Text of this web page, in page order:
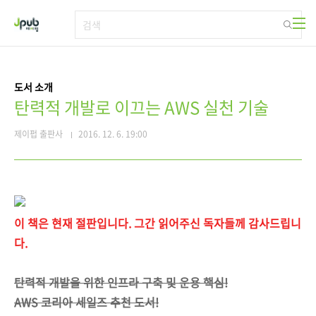
도서 소개
탄력적 개발로 이끄는 AWS 실천 기술
제이펍 출판사 2016. 12. 6. 19:00
이 책은 현재 절판입니다. 그간 읽어주신 독자들께 감사드립니
다.
탄력적 개발을 위한 인프라 구축 및 운용 핵심!
AWS 코리아 세일즈 추천 도서!